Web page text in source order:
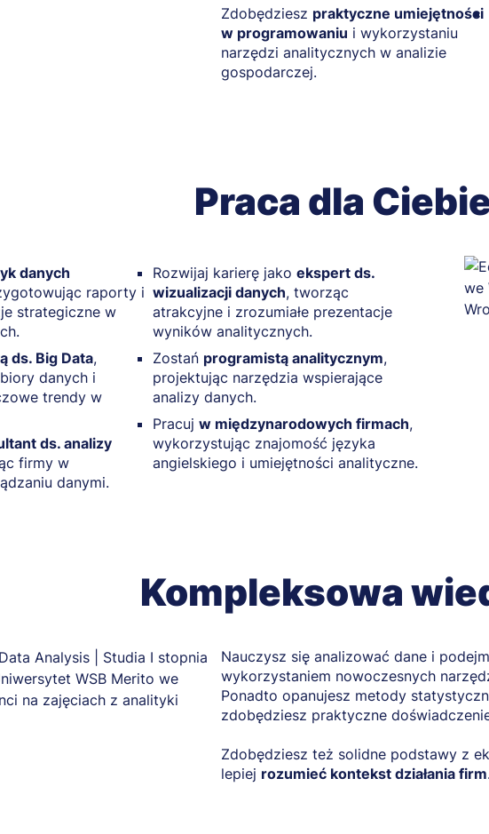
Zdobędziesz praktyczne umiejętności
w programowaniu i wykorzystaniu
narzędzi analitycznych w analizie
gospodarczej.
Praca dla
danych
raporty i
strategiczne w
ds. Big Data,
danych i
trendy w
ds. analizy
firmy w
danymi.
Rozwijaj karierę jako ekspert ds.
wizualizacji danych, tworząc
atrakcyjne i zrozumiałe prezentacje
wyników analitycznych.
Zostań programistą analitycznym,
projektując narzędzia wspierające
analizy danych.
Pracuj w międzynarodowych firmach,
wykorzystując znajomość języka
angielskiego i umiejętności analityczne.
Kompleksowa
Nauczysz się analizować dane i
wykorzystaniem nowoczesnych
Ponadto opanujesz metody
zdobędziesz praktyczne
Zdobędziesz też solidne podstawy z
lepiej rozumieć kontekst działania firm